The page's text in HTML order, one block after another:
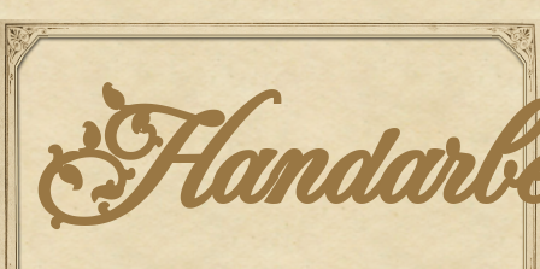
Skip
to
content